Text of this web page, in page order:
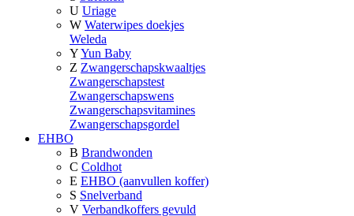
U Uriage
W Waterwipes doekjes
Weleda
YYun Baby
Z Zwangerschapskwaaltjes
Zwangerschapstest
Zwangerschapswens
Zwangerschapsvitamines
Zwangerschapsgordel
EHBO
B Brandwonden
C Coldhot
E EHBO (aanvullen koffer)
S Snelverband
V Verbandkoffers gevuld